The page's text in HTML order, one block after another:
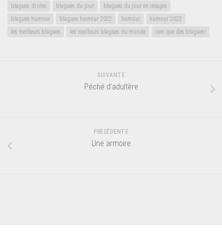
blagues droles
blagues du jour
blagues du jour en images
blagues humour
blagues humour 2022 humour
humour 2022
les meilleurs blagues
les meilleurs blagues du monde rien que des blagues!
SUIVANTE
Péché d’adultère
PRÉCÉDENTE
Une armoire